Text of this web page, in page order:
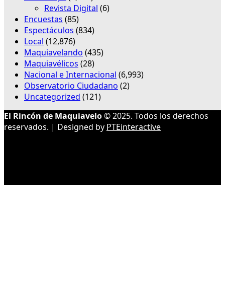
Revista Digital (6)
Encuestas (85)
Espectáculos (834)
Local (12,876)
Maquiavelando (435)
Maquiavélicos (28)
Nacional e Internacional (6,993)
Observatorio Ciudadano (2)
Uncategorized (121)
El Rincón de Maquiavelo© 2025. Todos los derechos
reservados. | Designed by PTEinteractive